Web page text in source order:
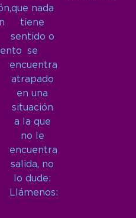
que nada
tiene
sentido o
se
encuentra
atrapado
en una
situación
a la que
no le
encuentra
salida, no
lo dude:
Llámenos: